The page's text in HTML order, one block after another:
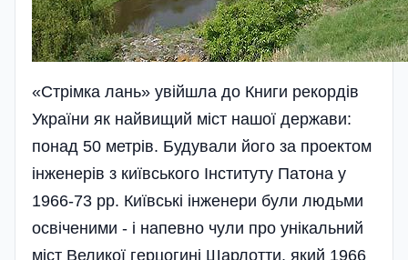
«Стрімка лань» увійшла до Книги рекордів
України як найвищий міст нашої держави:
понад 50 метрів. Будували його за проектом
інженерів з київського Інституту Патона у
1966-73 рр. Київські інженери були людьми
освіченими - і напевно чули про унікальний
міст Великої герцогині Шарлотти, який 1966